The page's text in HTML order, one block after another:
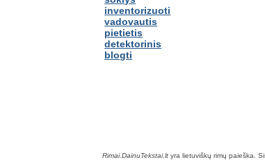
inventorizuoti
vadovautis
pietietis
detektorinis
blogti
Rimai.DainuTekstai.lt yra lietuviškų rimų paieška.